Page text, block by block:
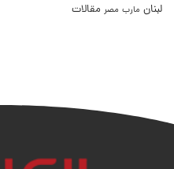
لبنان مارب مصر مقالات